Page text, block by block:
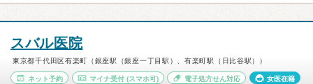
スバル医院
東京都千代田区有楽町（銀座駅（銀座一丁目駅）、有楽町駅（日比谷駅））
ネット予約 マイナ受付(スマホ可) 電子処方せん対応 女医在籍